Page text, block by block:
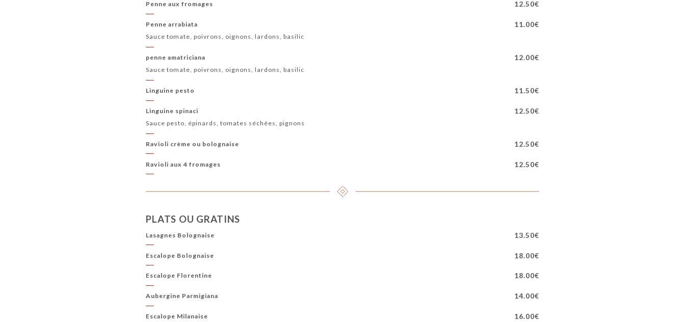
Penne aux fromages 12.50€
Penne arrabiata 11.00€
Sauce tomate, poivrons, oignons, lardons, basilic
penne amatriciana 12.00€
Sauce tomate, poivrons, oignons, lardons, basilic
Linguine pesto 11.50€
Linguine spinaci 12.50€
Sauce pesto, épinards, tomates séchées, pignons
Ravioli crème ou bolognaise 12.50€
Ravioli aux 4 fromages 12.50€
PLATS OU GRATINS
Lasagnes Bolognaise 13.50€
Escalope Bolognaise 18.00€
Escalope Florentine 18.00€
Aubergine Parmigiana 14.00€
Escalope Milanaise 16.00€